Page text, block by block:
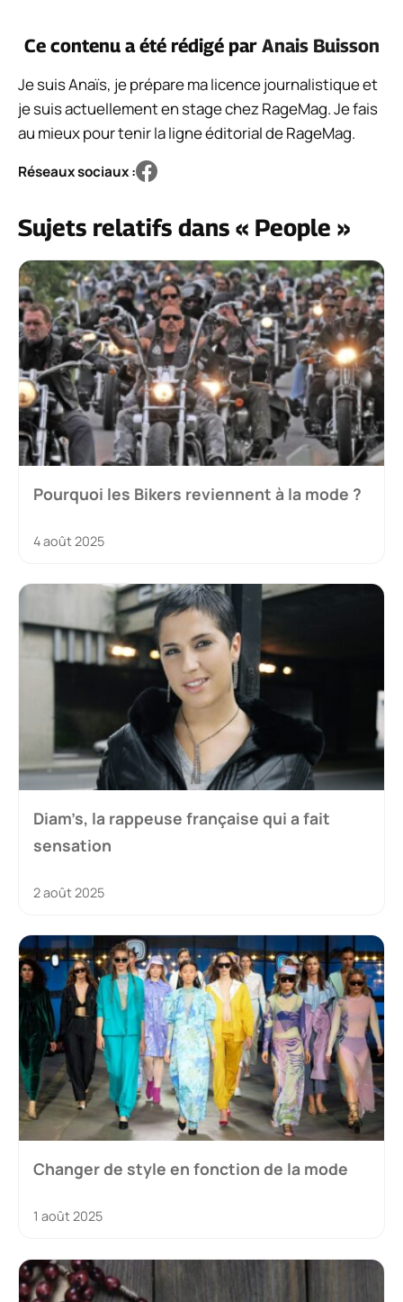
Ce contenu a été rédigé par Anais Buisson
Je suis Anaïs, je prépare ma licence journalistique et
je suis actuellement en stage chez RageMag. Je fais
au mieux pour tenir la ligne éditorial de RageMag.
Réseaux sociaux :
Sujets relatifs dans « People »
Pourquoi les Bikers reviennent à la mode ?
4 août 2025
Diam’s, la rappeuse française qui a fait
sensation
2 août 2025
Changer de style en fonction de la mode
1 août 2025